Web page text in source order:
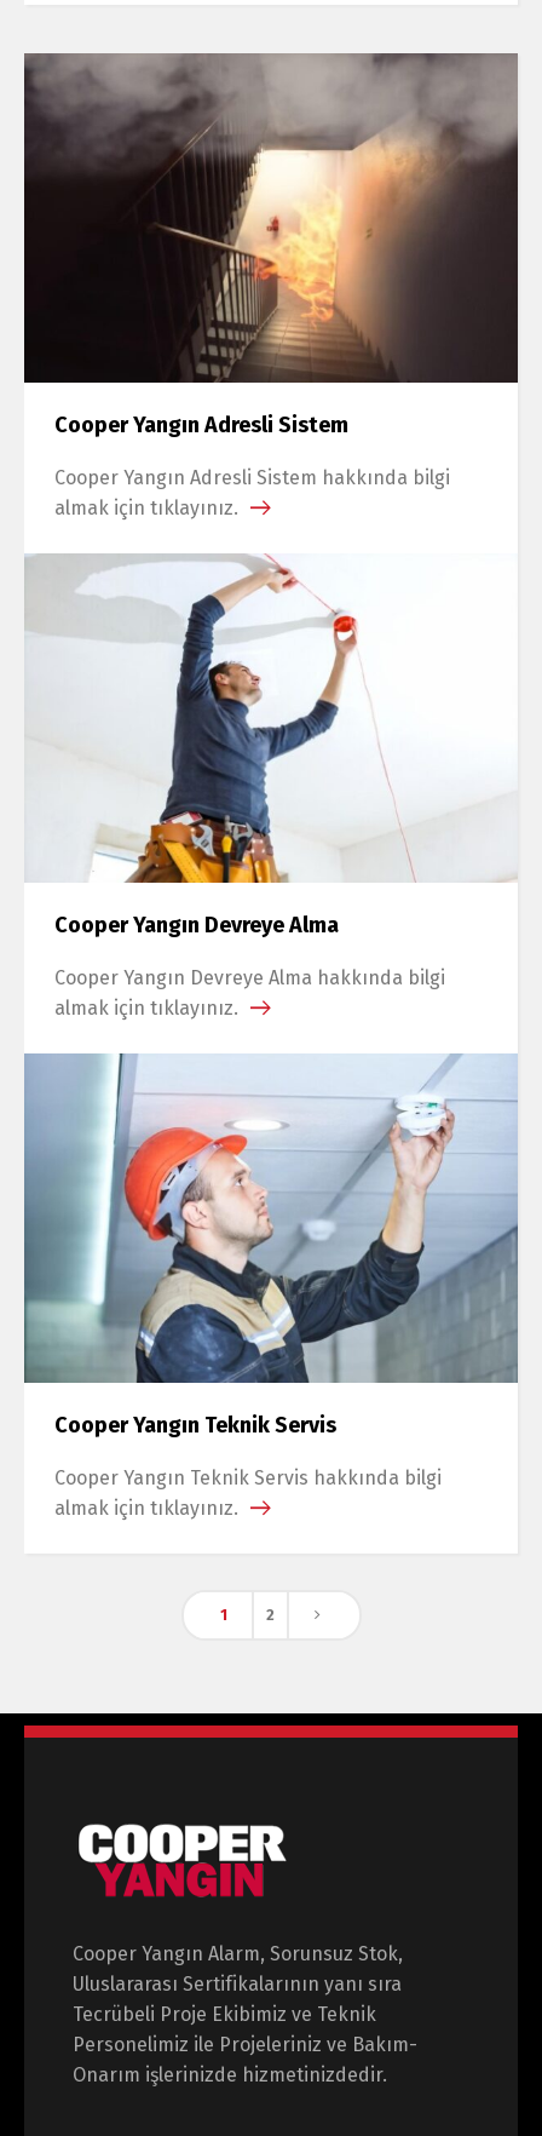
Cooper Yangın Adresli Sistem
Cooper Yangın Adresli Sistem hakkında bilgi
almak için tıklayınız.
Cooper Yangın Devreye Alma
Cooper Yangın Devreye Alma hakkında bilgi
almak için tıklayınız.
Cooper Yangın Teknik Servis
Cooper Yangın Teknik Servis hakkında bilgi
almak için tıklayınız.
1 2
Cooper Yangın Alarm, Sorunsuz Stok,
Uluslararası Sertifikalarının yanı sıra
Tecrübeli Proje Ekibimiz ve Teknik
Personelimiz ile Projeleriniz ve Bakım-
Onarım işlerinizde hizmetinizdedir.